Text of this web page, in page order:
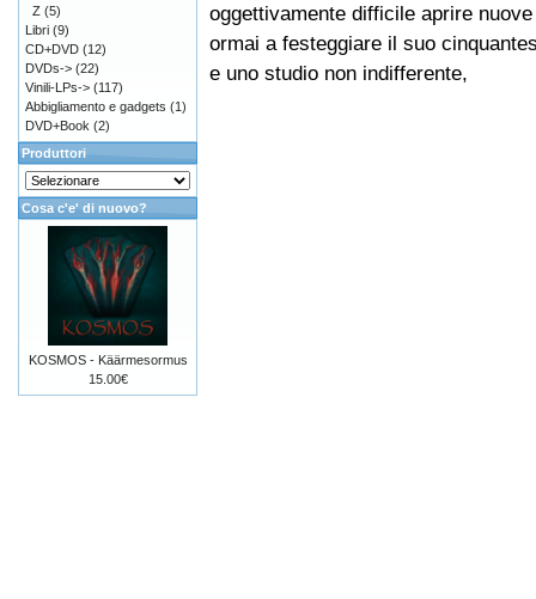
oggettivamente difficile aprire
ormai a festeggiare il suo
e uno studio non indifferente,
Z (5)
Libri (9)
CD+DVD (12)
DVDs-> (22)
Vinili-LPs-> (117)
Abbigliamento e gadgets (1)
DVD+Book (2)
Produttori
Cosa c'e' di nuovo?
KOSMOS - Käärmesormus
15.00€